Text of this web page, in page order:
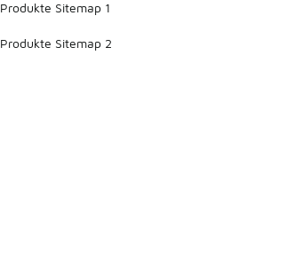
Produkte Sitemap 1
Produkte Sitemap 2